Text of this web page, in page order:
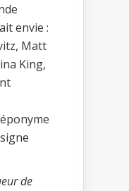
envie :
Matt
King,
de